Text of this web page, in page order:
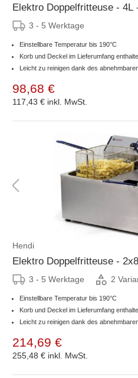
Elektro Doppelfritteuse - 4L
3 - 5 Werktage
Einstellbare Temperatur bis 190°C
Korb und Deckel im Lieferumfang
Leicht zu reinigen dank des
98,68 €
117,43 € inkl. MwSt.
Hendi
Elektro Doppelfritteuse -
3 - 5 Werktage 2
Einstellbare Temperatur bis 190°C
Korb und Deckel im Lieferumfang
Leicht zu reinigen dank des
214,69 €
255,48 € inkl. MwSt.